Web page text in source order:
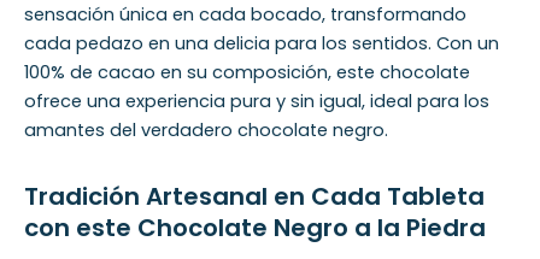
sensación única en cada bocado, transformando
cada pedazo en una delicia para los sentidos. Con un
100% de cacao en su composición, este chocolate
ofrece una experiencia pura y sin igual, ideal para los
amantes del verdadero chocolate negro.
Tradición Artesanal en Cada Tableta
con este Chocolate Negro a la Piedra